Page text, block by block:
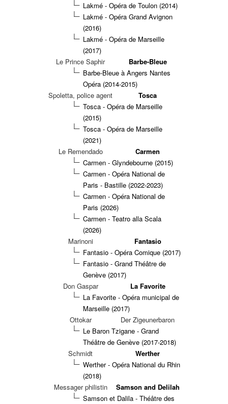
Lakmé - Opéra de Toulon (2014)
Lakmé - Opéra Grand Avignon
(2016)
Lakmé - Opéra de Marseille
(2017)
Le Prince Saphir
Barbe-Bleue
Barbe-Bleue à Angers Nantes
Opéra (2014-2015)
Spoletta, police agent
Tosca
Tosca - Opéra de Marseille
(2015)
Tosca - Opéra de Marseille
(2021)
Le Remendado
Carmen
Carmen - Glyndebourne (2015)
Carmen - Opéra National de
Paris - Bastille (2022-2023)
Carmen - Opéra National de
Paris (2026)
Carmen - Teatro alla Scala
(2026)
Marinoni
Fantasio
Fantasio - Opéra Comique (2017)
Fantasio - Grand Théâtre de
Genève (2017)
Don Gaspar
La Favorite
La Favorite - Opéra municipal de
Marseille (2017)
Ottokar
Der Zigeunerbaron
Le Baron Tzigane - Grand
Théâtre de Genève (2017-2018)
Schmidt
Werther
Werther - Opéra National du Rhin
(2018)
Messager philistin
Samson and Delilah
Samson et Dalila - Théâtre des